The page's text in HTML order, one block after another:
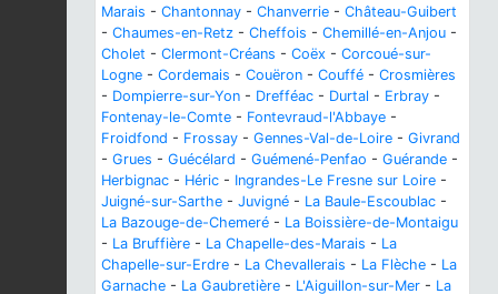
Marais - Chantonnay - Chanverrie - Château-Guibert
- Chaumes-en-Retz - Cheffois - Chemillé-en-Anjou -
Cholet - Clermont-Créans - Coëx - Corcoué-sur-
Logne - Cordemais - Couëron - Couffé - Crosmières
- Dompierre-sur-Yon - Drefféac - Durtal - Erbray -
Fontenay-le-Comte - Fontevraud-l'Abbaye -
Froidfond - Frossay - Gennes-Val-de-Loire - Givrand
- Grues - Guécélard - Guémené-Penfao - Guérande -
Herbignac - Héric - Ingrandes-Le Fresne sur Loire -
Juigné-sur-Sarthe - Juvigné - La Baule-Escoublac -
La Bazouge-de-Chemeré - La Boissière-de-Montaigu
- La Bruffière - La Chapelle-des-Marais - La
Chapelle-sur-Erdre - La Chevallerais - La Flèche - La
Garnache - La Gaubretière - L'Aiguillon-sur-Mer - La